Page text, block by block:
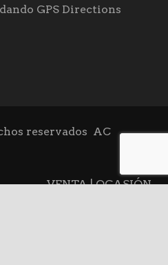
GPS Directions
reservados AC
VENTA | OCASIÓN